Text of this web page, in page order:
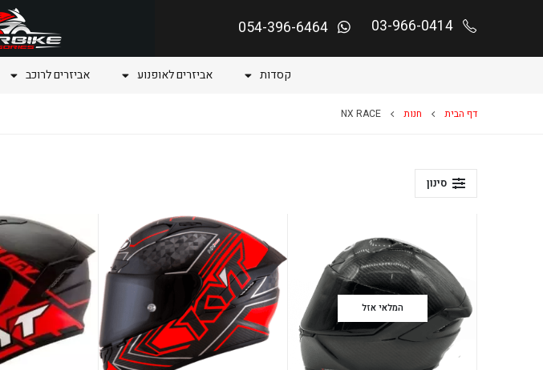
03-966-0414
054-396-6464
קסדות אביזרים לאופנוע אביזרים לרוכב
דף הבית חנות NX RACE
סינון
המלאי אזל